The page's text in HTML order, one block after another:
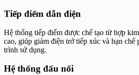
Tiếp điểm dẫn điện
Hệ thống tiếp điểm được chế tạo từ hợp
cao, giúp giảm điện trở tiếp xúc và hạn chế
trình sử dụng.
Hệ thống đấu nối